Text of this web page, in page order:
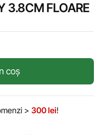
3.8CM FLOARE
coș
> 300 lei!